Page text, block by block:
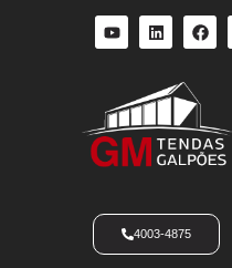
4003-4875